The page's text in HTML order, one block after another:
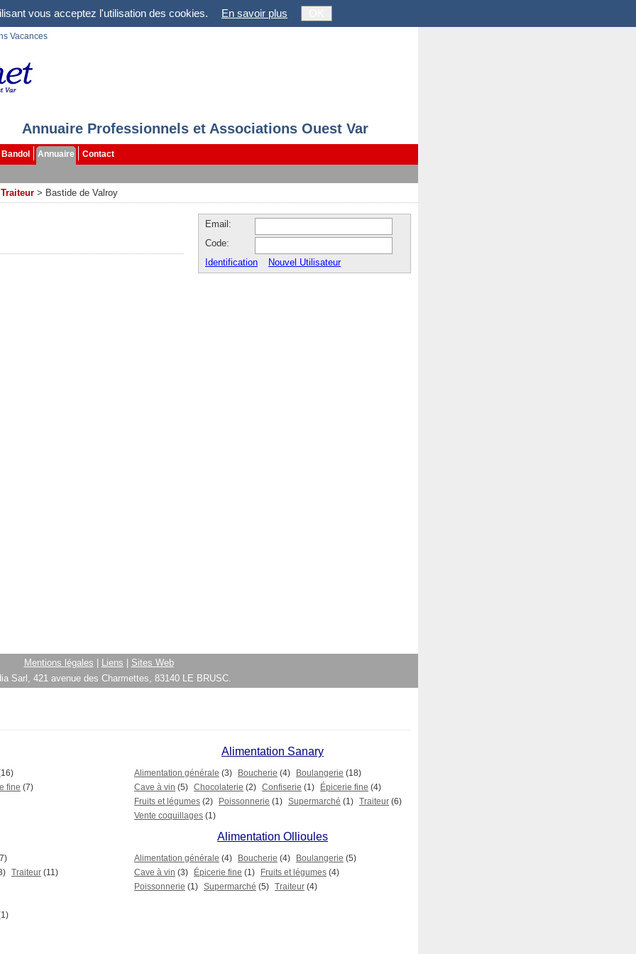
vous acceptez l'utilisation des cookies. En savoir plus
Vacances
Annuaire Professionnels et Associations Ouest Var
Bandol Annuaire
Contact
Traiteur > Bastide de Valroy
Email:
Code:
Identification
Nouvel Utilisateur
Mentions légales Liens
Sites Web
Sarl, 421 avenue des Charmettes, 83140 LE BRUSC.
fine (7)
Alimentation Sanary
Alimentation générale (3) Boucherie (4) Boulangerie (18)
Cave à vin (5) Chocolaterie (2) Confiserie (1) Épicerie fine (4)
Fruits et légumes (2) Poissonnerie (1) Supermarché (1) Traiteur (6)
Vente coquillages (1)
Traiteur (11)
Alimentation Ollioules
Alimentation générale (4) Boucherie (4) Boulangerie (5)
Cave à vin (3) Épicerie fine (1) Fruits et légumes (4)
Poissonnerie (1) Supermarché (5) Traiteur (4)